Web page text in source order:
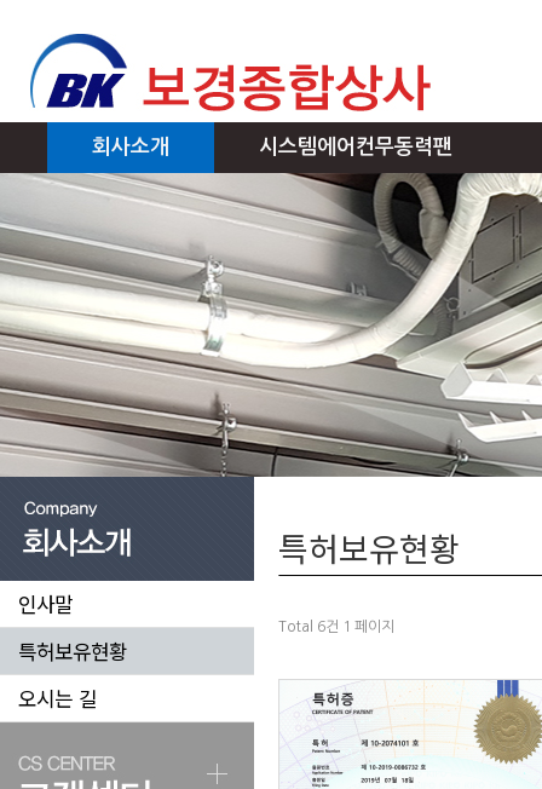
회사소개 시스템에어컨무동력팬
인사말
특허보유현황
오시는 길
특허보유현황
Total 6건 1 페이지